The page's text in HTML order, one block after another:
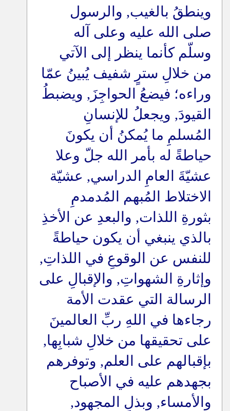
وينطقُ بالغيب, والرسول
صلى الله عليه وعلى آله
وسلّم كأنما ينظر إلى الآتي
من خلالِ سترٍ شفيف يُبينُ عمّا
وراءه؛ فيضعُ الحواجِزَ, ويضبطُ
القيودَ, ويجعلُ للإنسانِ
المُسلمِ ما يُمكنُ أن يكونَ
حياطةً له بأمر الله جلّ وعلا
عشيّةَ العامِ الدراسي, عشيّة
الاختلاط المُبهم المُدمدمِ
بثورةِ اللذات, والبعدِ عن الأخذِ
بالذي ينبغي أن يكون حياطةً
للنفس عن الوقوعِ في اللذاتِ,
وإثارةِ الشهواتِ, والإقبالِ على
الرسالة التي عقدت الأمة
رجاءها في اللهِ ربِّ العالمينَ
على تحقيقها من خلالِ شبابِها,
بإقبالهم على العلم, وتوفرهم
بجهدهم عليه في الأصباح
والأمساء, وبذلِ المجهود,